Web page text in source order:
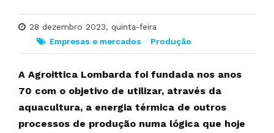
28 dezembro 2023, quinta-feira
Empresas e mercados
Produção
A Agroittica Lombarda foi fundada nos anos
70 com o objetivo de utilizar, através da
aquacultura, a energia térmica de outros
processos de produção numa lógica que hoje